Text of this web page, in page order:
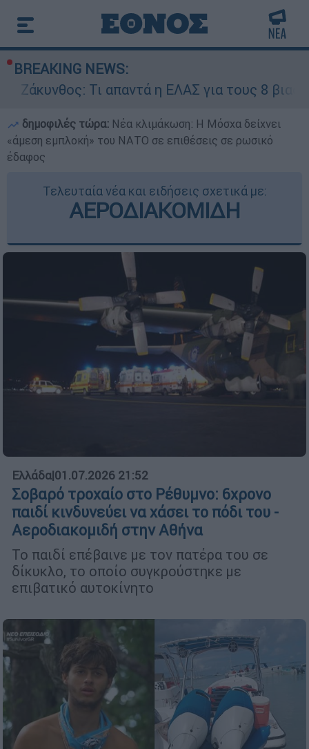
BREAKING NEWS:
Τι απαντά η ΕΛΑΣ για τους 8 βιασμούς
δημοφιλές τώρα: Νέα κλιμάκωση: Η Μόσχα δείχνει
«άμεση εμπλοκή» του ΝΑΤΟ σε επιθέσεις σε ρωσικό
έδαφος
Τελευταία νέα και ειδήσεις σχετικά με:
ΑΕΡΟΔΙΑΚΟΜΙΔΗ
Ελλάδα|01.07.2026 21:52
Σοβαρό τροχαίο στο Ρέθυμνο: 6χρονο
παιδί κινδυνεύει να χάσει το πόδι του -
Αεροδιακομιδή στην Αθήνα
Το παιδί επέβαινε με τον πατέρα του σε
δίκυκλο, το οποίο συγκρούστηκε με
επιβατικό αυτοκίνητο